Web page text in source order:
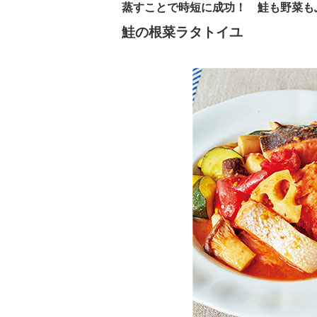
蒸すことで時短に成功！ 鮭も野菜も
鮭の根菜ラタトイユ